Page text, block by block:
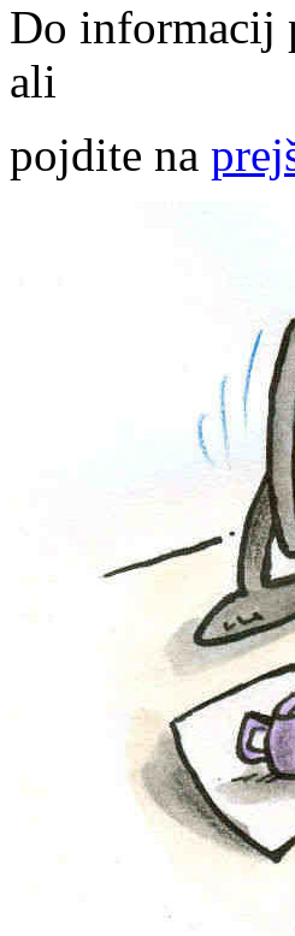
Do informacij
ali
pojdite na